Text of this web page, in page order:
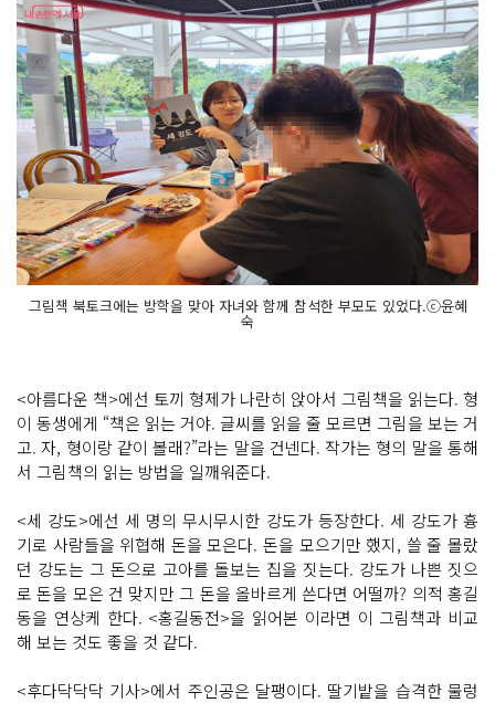
그림책 북토크에는 방학을 맞아 자녀와 함께 참석한 부모도 있었다.ⓒ윤혜
숙
<아름다운 책>에선 토끼 형제가 나란히 앉아서 그림책을 읽는다. 형
이 동생에게 “책은 읽는 거야. 글씨를 읽을 줄 모르면 그림을 보는 거
고. 자, 형이랑 같이 볼래?”라는 말을 건넨다. 작가는 형의 말을 통해
서 그림책의 읽는 방법을 일깨워준다.
<세 강도>에선 세 명의 무시무시한 강도가 등장한다. 세 강도가 흉
기로 사람들을 위협해 돈을 모은다. 돈을 모으기만 했지, 쓸 줄 몰랐
던 강도는 그 돈으로 고아를 돌보는 집을 짓는다. 강도가 나쁜 짓으
로 돈을 모은 건 맞지만 그 돈을 올바르게 쓴다면 어떨까? 의적 홍길
동을 연상케 한다. <홍길동전>을 읽어본 이라면 이 그림책과 비교
해 보는 것도 좋을 것 같다.
<후다닥닥닥 기사>에서 주인공은 달팽이다. 딸기밭을 습격한 물렁